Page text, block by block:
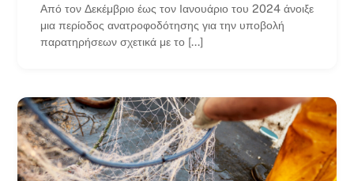
Από τον Δεκέμβριο έως τον Ιανουάριο του 2024 άνοιξε
μια περίοδος ανατροφοδότησης για την υποβολή
παρατηρήσεων σχετικά με το [...]